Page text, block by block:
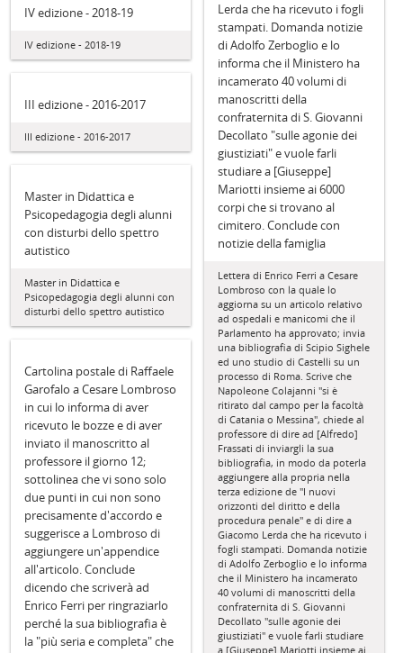
Lerda che ha ricevuto i fogli
stampati. Domanda notizie
di Adolfo Zerboglio e lo
informa che il Ministero ha
incamerato 40 volumi di
manoscritti della
confraternita di S. Giovanni
Decollato "sulle agonie dei
giustiziati" e vuole farli
studiare a [Giuseppe]
Mariotti insieme ai 6000
corpi che si trovano al
cimitero. Conclude con
notizie della famiglia
Lettera di Enrico Ferri a Cesare
Lombroso con la quale lo
aggiorna su un articolo relativo
ad ospedali e manicomi che il
Parlamento ha approvato; invia
una bibliografia di Scipio Sighele
ed uno studio di Castelli su un
processo di Roma. Scrive che
Napoleone Colajanni "si è
ritirato dal campo per la facoltà
di Catania o Messina", chiede al
professore di dire ad [Alfredo]
Frassati di inviargli la sua
bibliografia, in modo da poterla
aggiungere alla propria nella
terza edizione de "I nuovi
orizzonti del diritto e della
procedura penale" e di dire a
Giacomo Lerda che ha ricevuto i
fogli stampati. Domanda notizie
di Adolfo Zerboglio e lo informa
che il Ministero ha incamerato
40 volumi di manoscritti della
confraternita di S. Giovanni
Decollato "sulle agonie dei
giustiziati" e vuole farli studiare
a [Giuseppe] Mariotti insieme ai
IV edizione - 2018-19
IV edizione - 2018-19
III edizione - 2016-2017
III edizione - 2016-2017
Master in Didattica e
Psicopedagogia degli alunni
con disturbi dello spettro
autistico
Master in Didattica e
Psicopedagogia degli alunni con
disturbi dello spettro autistico
Cartolina postale di Raffaele
Garofalo a Cesare Lombroso
in cui lo informa di aver
ricevuto le bozze e di aver
inviato il manoscritto al
professore il giorno 12;
sottolinea che vi sono solo
due punti in cui non sono
precisamente d'accordo e
suggerisce a Lombroso di
aggiungere un'appendice
all'articolo. Conclude
dicendo che scriverà ad
Enrico Ferri per ringraziarlo
perché la sua bibliografia è
la "più seria e completa" che